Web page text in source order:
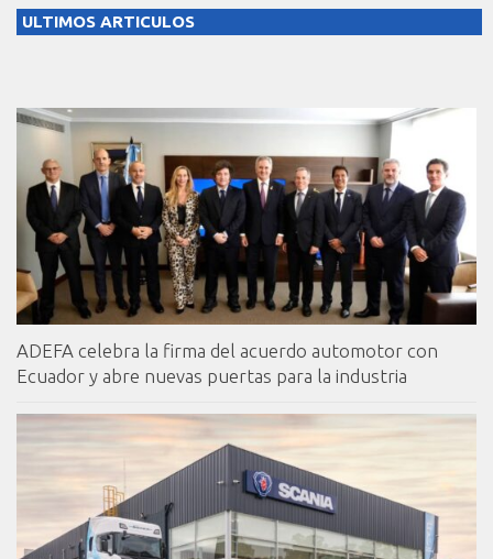
ULTIMOS ARTICULOS
ADEFA celebra la firma del acuerdo automotor con
Ecuador y abre nuevas puertas para la industria